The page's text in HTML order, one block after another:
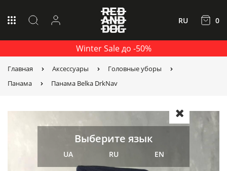
Winter Sale до -50%
RU 0
Главная Аксессуары
Головные уборы
Панама
Панама Belka DrkNav
Выберите язык
UA RU EN